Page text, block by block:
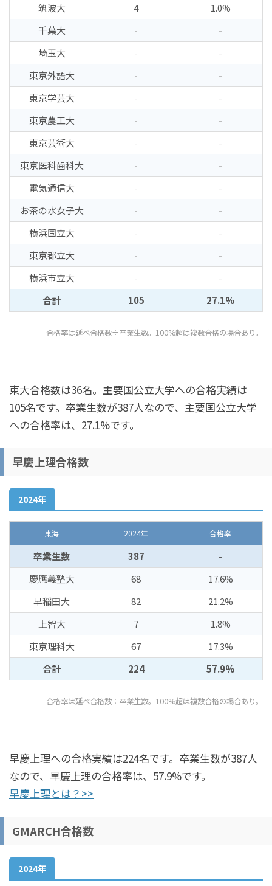
筑波大
4
1.0%
千葉大
-
-
埼玉大
-
-
東京外語大
-
-
東京学芸大
-
-
東京農工大
-
-
東京芸術大
-
-
東京医科歯科大
-
-
電気通信大
-
-
お茶の水女子大
-
-
横浜国立大
-
-
東京都立大
-
-
横浜市立大
-
-
合計
105 27.1%
合格率は延べ合格数÷卒業生数。100%超は複数合格の場合あり。
東大合格数は36名。主要国公立大学への合格実績は
105名です。卒業生数が387人なので、主要国公立大学
への合格率は、27.1%です。
早慶上理合格数
2024年
東海 2024年 合格率
卒業生数 387
-
慶應義塾大
68
17.6%
早稲田大
82
21.2%
上智大
7
1.8%
東京理科大
67
17.3%
合計
224 57.9%
合格率は延べ合格数÷卒業生数。100%超は複数合格の場合あり。
早慶上理への合格実績は224名です。卒業生数が387人
なので、早慶上理の合格率は、57.9%です。
早慶上理とは？>>
GMARCH合格数
2024年